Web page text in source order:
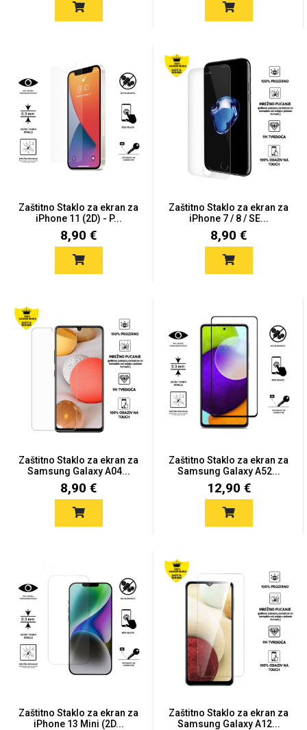
Zaštitno Staklo za ekran za
iPhone 11 (2D) - P...
8,90 €
Zaštitno Staklo za ekran za
iPhone 7 / 8 / SE...
8,90 €
Zaštitno Staklo za ekran za
Samsung Galaxy A04...
8,90 €
Zaštitno Staklo za ekran za
Samsung Galaxy A52...
12,90 €
Zaštitno Staklo za ekran za
iPhone 13 Mini (2D...
Zaštitno Staklo za ekran za
Samsung Galaxy A12...
Za njega
Svijet životinja Auto - Moto motivi
Mandale / Cvjetni
motivi
Citati & Stihovi
MarbleMania
Gaming motivi Crtani filmovi
Obiteljski motivi